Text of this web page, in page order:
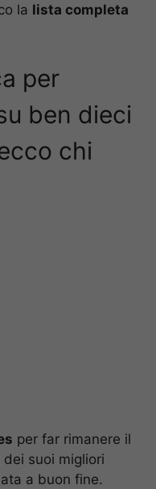
la lista completa
per
ben dieci
chi
per far rimanere il
dei suoi migliori
a buon fine.